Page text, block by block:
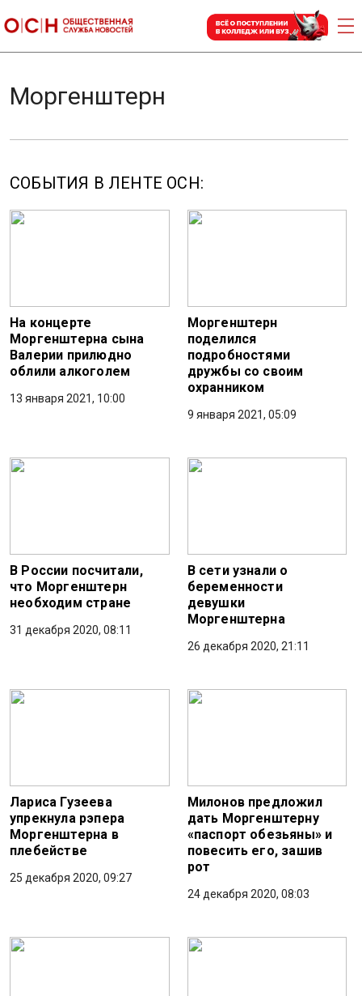
Моргенштерн
СОБЫТИЯ В ЛЕНТЕ ОСН:
На концерте
Моргенштерна сына
Валерии прилюдно
облили алкоголем
13 января 2021, 10:00
Моргенштерн
поделился
подробностями
дружбы со своим
охранником
9 января 2021, 05:09
В России посчитали,
что Моргенштерн
необходим стране
31 декабря 2020, 08:11
В сети узнали о
беременности
девушки
Моргенштерна
26 декабря 2020, 21:11
Лариса Гузеева
упрекнула рэпера
Моргенштерна в
плебействе
25 декабря 2020, 09:27
Милонов предложил
дать Моргенштерну
«паспорт обезьяны» и
повесить его, зашив
рот
24 декабря 2020, 08:03